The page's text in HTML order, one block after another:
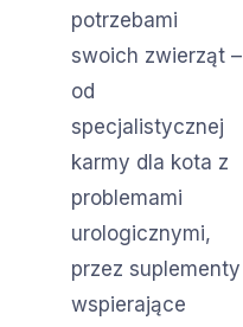
potrzebami
swoich zwierząt –
od
specjalistycznej
karmy dla kota z
problemami
urologicznymi,
przez suplementy
wspierające